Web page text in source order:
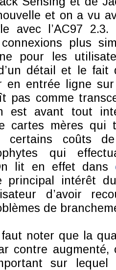
et on a vu
avec l’AC97
connexions plus
pour les
détail et le fait
en entrée ligne
pas comme
est avant tout
cartes mères qui
certains coûts
qui
lit en effet dans
principal intérêt
d’avoir
de
noter que la
contre
sur lequel